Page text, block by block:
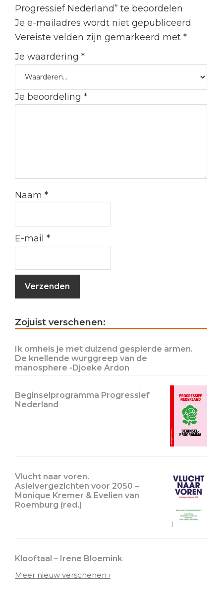
Progressief Nederland” te beoordelen
Je e-mailadres wordt niet gepubliceerd.
Vereiste velden zijn gemarkeerd met *
Je waardering *
Je beoordeling *
Naam *
E-mail *
Primary
Zojuist verschenen:
Ik omhels je met duizend gespierde armen.
De knellende wurggreep van de
manosphere -Djoeke Ardon
Beginselprogramma Progressief
Nederland
Vlucht naar voren.
Asielvergezichten voor 2050 –
Monique Kremer & Evelien van
Roemburg (red.)
Klooftaal – Irene Bloemink
Meer nieuw verschenen ›